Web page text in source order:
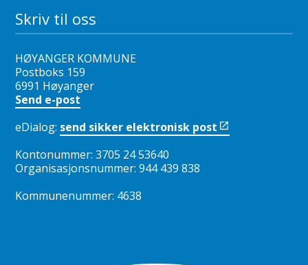
Skriv til oss
HØYANGER KOMMUNE
Postboks 159
6991 Høyanger
Send e-post
eDialog: send sikker elektronisk post
Kontonummer: 3705 24 53640
Organisasjonsnummer: 944 439 838
Kommunenummer: 4638